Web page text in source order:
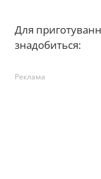
Для
знадобиться:
Реклама